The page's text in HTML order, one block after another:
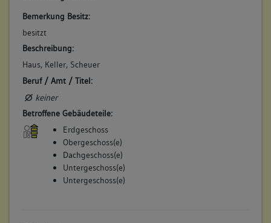
Bemerkung Besitz:
besitzt
Beschreibung:
Haus, Keller, Scheuer
Beruf / Amt / Titel:
keiner
Betroffene Gebäudeteile:
Erdgeschoss
Obergeschoss(e)
Dachgeschoss(e)
Untergeschoss(e)
Untergeschoss(e)